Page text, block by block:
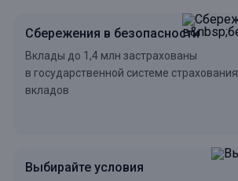
Сбережения в безопасности
Вклады до 1,4 млн застрахованы
в государственной системе страхования
вкладов
Выбирайте условия